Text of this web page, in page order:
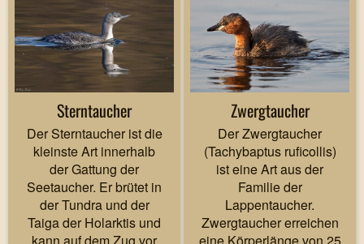
Sterntaucher
Der Sterntaucher ist die
kleinste Art innerhalb
der Gattung der
Seetaucher. Er brütet in
der Tundra und der
Taiga der Holarktis und
kann auf dem Zug vor
Zwergtaucher
Der Zwergtaucher
(Tachybaptus ruficollis)
ist eine Art aus der
Familie der
Lappentaucher.
Zwergtaucher erreichen
eine Körperlänge von 25